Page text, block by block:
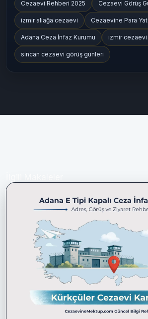
Cezaevi Rehberi 2025 Cezaevi Görüş
izmir aliağa cezaevi Cezaevine Para
Adana Ceza İnfaz Kurumu izmir
sincan cezaevi görüş günleri